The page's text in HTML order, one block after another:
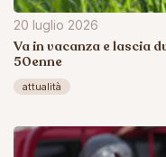
20 luglio 2026
Va in vacanza e lascia
50enne
attualità